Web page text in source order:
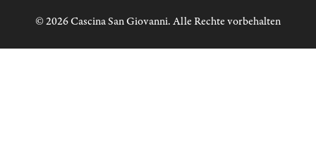
© 2026 Cascina San Giovanni. Alle Rechte vorbehalten